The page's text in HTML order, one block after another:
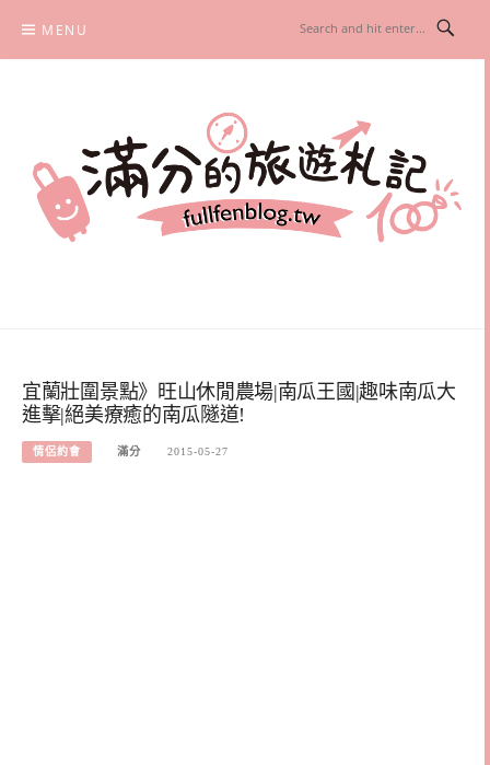
content
MENU
宜蘭壯圍景點》旺山休閒農場|南瓜王國|趣味南瓜大
進擊|絕美療癒的南瓜隧道!
情侶約會 滿分 2015-05-27